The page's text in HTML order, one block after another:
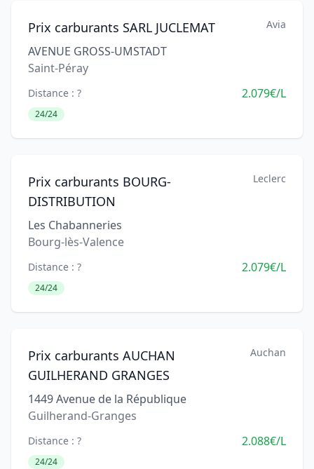
Prix carburants SARL JUCLEMAT Avia
AVENUE GROSS-UMSTADT
Saint-Péray
Distance : ? 2.079€/L
24/24
Prix carburants BOURG-
DISTRIBUTION
Leclerc
Les Chabanneries
Bourg-lès-Valence
Distance : ? 2.079€/L
24/24
Prix carburants AUCHAN
GUILHERAND GRANGES
Auchan
1449 Avenue de la République
Guilherand-Granges
Distance : ? 2.088€/L
24/24